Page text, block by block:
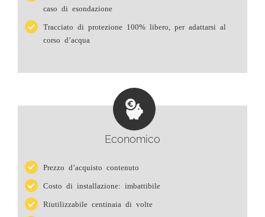
caso di esondazione
Tracciato di protezione 100% libero, per adattarsi al
corso d’acqua
Economico
Prezzo d’acquisto contenuto
Costo di installazione: imbattibile
Riutilizzabile centinaia di volte